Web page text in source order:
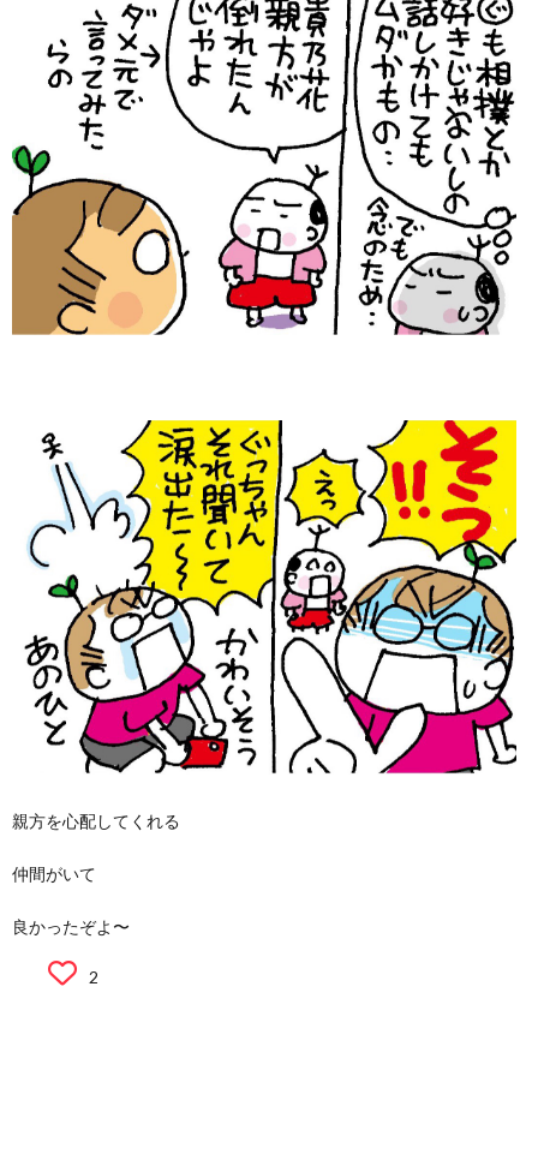
親方を心配してくれる
仲間がいて
良かったぞよ〜
2